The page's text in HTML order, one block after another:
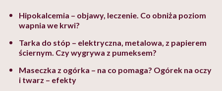
Hipokalcemia – objawy, leczenie. Co obniża poziom
wapnia we krwi?
Tarka do stóp – elektryczna, metalowa, z papierem
ściernym. Czy wygrywa z pumeksem?
Maseczka z ogórka – na co pomaga? Ogórek na oczy
i twarz – efekty